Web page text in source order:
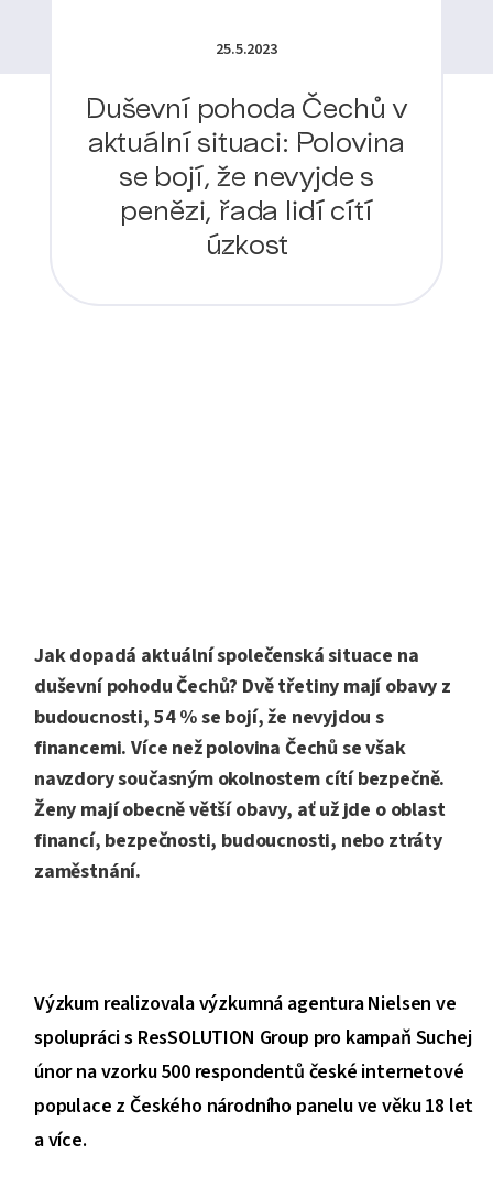
25.5.2023
Duševní pohoda Čechů v
aktuální situaci: Polovina
se bojí, že nevyjde s
penězi, řada lidí cítí
úzkost
Jak dopadá aktuální společenská situace na
duševní pohodu Čechů? Dvě třetiny mají obavy z
budoucnosti, 54 % se bojí, že nevyjdou s
financemi. Více než polovina Čechů se však
navzdory současným okolnostem cítí bezpečně.
Ženy mají obecně větší obavy, ať už jde o oblast
financí, bezpečnosti, budoucnosti, nebo ztráty
zaměstnání.
Výzkum realizovala výzkumná agentura Nielsen ve
spolupráci s ResSOLUTION Group pro kampaň Suchej
únor na vzorku 500 respondentů české internetové
populace z Českého národního panelu ve věku 18 let
a více.